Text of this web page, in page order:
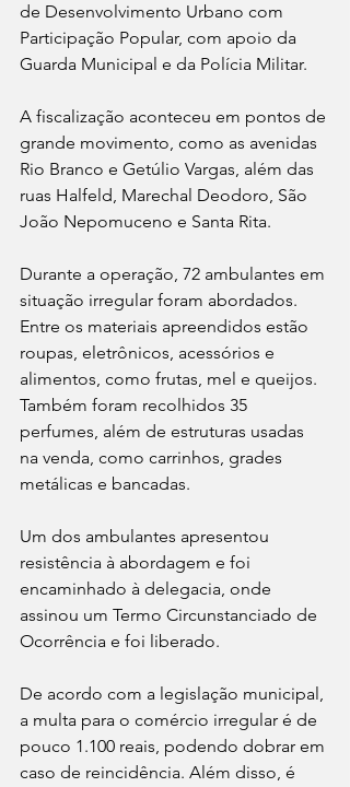
de Desenvolvimento Urbano com
Participação Popular, com apoio da
Guarda Municipal e da Polícia Militar.
A fiscalização aconteceu em pontos de
grande movimento, como as avenidas
Rio Branco e Getúlio Vargas, além das
ruas Halfeld, Marechal Deodoro, São
João Nepomuceno e Santa Rita.
Durante a operação, 72 ambulantes em
situação irregular foram abordados.
Entre os materiais apreendidos estão
roupas, eletrônicos, acessórios e
alimentos, como frutas, mel e queijos.
Também foram recolhidos 35
perfumes, além de estruturas usadas
na venda, como carrinhos, grades
metálicas e bancadas.
Um dos ambulantes apresentou
resistência à abordagem e foi
encaminhado à delegacia, onde
assinou um Termo Circunstanciado de
Ocorrência e foi liberado.
De acordo com a legislação municipal,
a multa para o comércio irregular é de
pouco 1.100 reais, podendo dobrar em
caso de reincidência. Além disso, é